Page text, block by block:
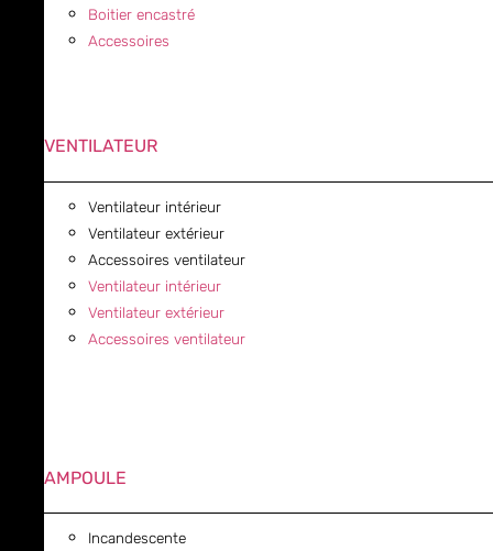
Boitier encastré
Accessoires
VENTILATEUR
Ventilateur intérieur
Ventilateur extérieur
Accessoires ventilateur
Ventilateur intérieur
Ventilateur extérieur
Accessoires ventilateur
AMPOULE
Incandescente